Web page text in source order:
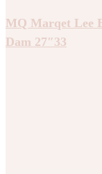
MQ Marqet Lee
Dam 27″33